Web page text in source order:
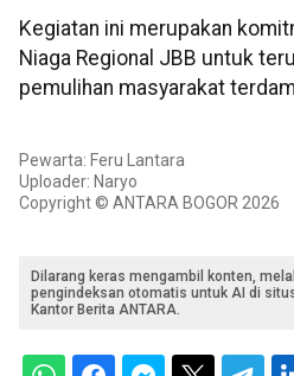
Kegiatan ini merupakan
Niaga Regional JBB untuk
pemulihan masyarakat
Pewarta: Feru Lantara
Uploader: Naryo
Copyright © ANTARA BOGOR 2026
Dilarang keras mengambil konten,
pengindeksan otomatis untuk AI di
Kantor Berita ANTARA.